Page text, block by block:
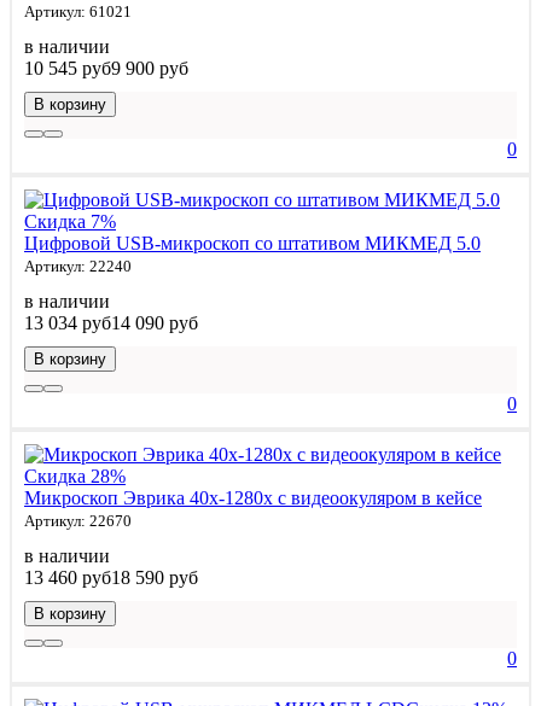
Артикул: 61021
в наличии
10 545 руб9 900 руб
В корзину
0
Скидка 7%
Цифровой USB-микроскоп со штативом МИКМЕД 5.0
Артикул: 22240
в наличии
13 034 руб14 090 руб
В корзину
0
Скидка 28%
Микроскоп Эврика 40х-1280х с видеоокуляром в кейсе
Артикул: 22670
в наличии
13 460 руб18 590 руб
В корзину
0